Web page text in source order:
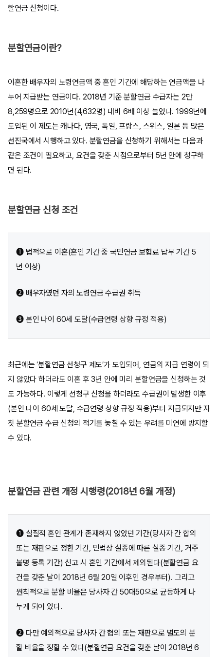
할연금 신청이다.
분할연금이란?
이혼한 배우자의 노령연금액 중 혼인 기간에 해당하는 연금액을 나
누어 지급받는 연금이다. 2018년 기준 분할연금 수급자는 2만
8,259명으로 2010년(4,632명) 대비 6배 이상 늘었다. 1999년에
도입된 이 제도는 캐나다, 영국, 독일, 프랑스, 스위스, 일본 등 많은
선진국에서 시행하고 있다. 분할연금을 신청하기 위해서는 다음과
같은 조건이 필요하고, 요건을 갖춘 시점으로부터 5년 안에 청구하
면 된다.
분할연금 신청 조건
❶ 법적으로 이혼(혼인 기간 중 국민연금 보험료 납부 기간 5
년 이상)
❷ 배우자였던 자의 노령연금 수급권 취득
❸ 본인 나이 60세 도달(수급연령 상향 규정 적용)
최근에는 ‘분할연금 선청구 제도’가 도입되어, 연금의 지급 연령이 되
지 않았다 하더라도 이혼 후 3년 안에 미리 분할연금을 신청하는 것
도 가능하다. 이렇게 선청구 신청을 하더라도 수급권이 발생한 이후
(본인 나이 60세 도달, 수급연령 상향 규정 적용)부터 지급되지만 자
칫 분할연금 수급 신청의 적기를 놓칠 수 있는 우려를 미연에 방지할
수 있다.
분할연금 관련 개정 시행령(2018년 6월 개정)
❶ 실질적 혼인 관계가 존재하지 않았던 기간(당사자 간 합의
또는 재판으로 정한 기간, 민법상 실종에 따른 실종 기간, 거주
불명 등록 기간) 신고 시 혼인 기간에서 제외된다(분할연금 요
건을 갖춘 날이 2018년 6월 20일 이후인 경우부터). 그리고
원칙적으로 분할 비율은 당사자 간 50대50으로 균등하게 나
누게 되어 있다.
❷ 다만 예외적으로 당사자 간 협의 또는 재판으로 별도의 분
할 비율을 정할 수 있다(분할연금 요건을 갖춘 날이 2018년 6